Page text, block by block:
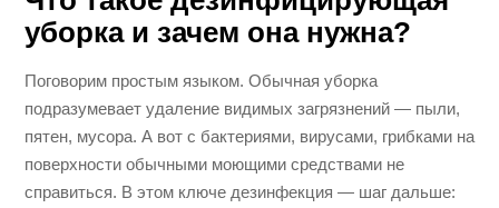
уборка и зачем она нужна?
Поговорим простым языком. Обычная уборка
подразумевает удаление видимых загрязнений — пыли,
пятен, мусора. А вот с бактериями, вирусами, грибками на
поверхности обычными моющими средствами не
справиться. В этом ключе дезинфекция — шаг дальше: